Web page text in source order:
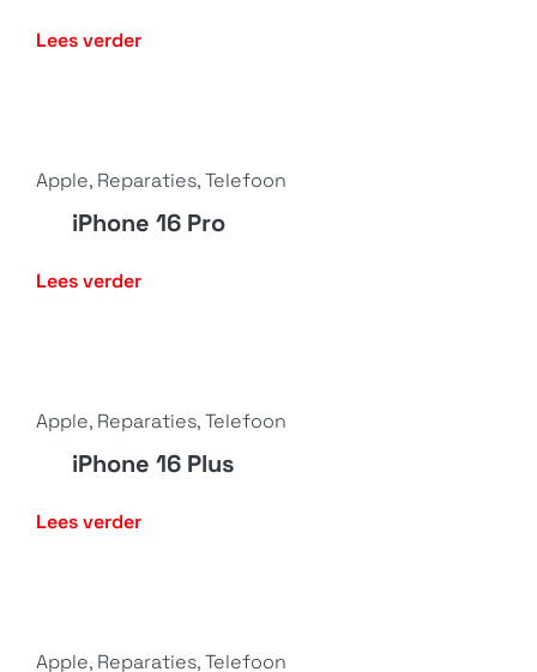
Lees verder
Apple, Reparaties,Telefoon
iPhone 16 Pro
Lees verder
Apple, Reparaties,Telefoon
iPhone 16 Plus
Lees verder
Apple, Reparaties,Telefoon